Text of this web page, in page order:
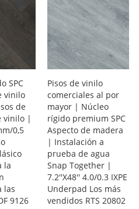
SPC
vinilo
de
vinilo |
0,5
la
las
9126
Pisos de vinilo
comerciales al por
mayor | Núcleo
rígido premium SPC
Aspecto de madera
| Instalación a
prueba de agua
Snap Together |
7.2''X48'' 4.0/0.3 IXPE
Underpad Los más
vendidos RTS 20802